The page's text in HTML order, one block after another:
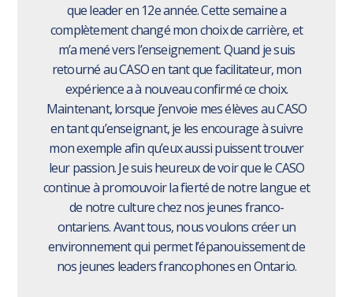
que leader en 12e année. Cette semaine a
complètement changé mon choix de carrière, et
m’a mené vers l’enseignement. Quand je suis
retourné au CASO en tant que facilitateur, mon
expérience a à nouveau confirmé ce choix.
Maintenant, lorsque j’envoie mes élèves au CASO
en tant qu’enseignant, je les encourage à suivre
mon exemple afin qu’eux aussi puissent trouver
leur passion. Je suis heureux de voir que le CASO
continue à promouvoir la fierté de notre langue et
de notre culture chez nos jeunes franco-
ontariens. Avant tous, nous voulons créer un
environnement qui permet l’épanouissement de
nos jeunes leaders francophones en Ontario.